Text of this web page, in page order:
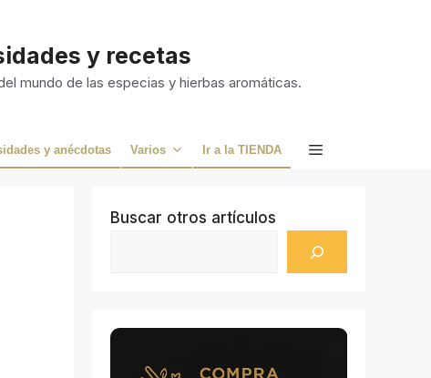
y recetas
mundo de las especias y hierbas aromáticas.
y anécdotas Varios Ir a la TIENDA
Buscar otros artículos